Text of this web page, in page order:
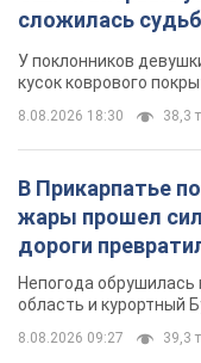
дороги
область и курортный
Женщине
долга за газ из-
неисправного
вынес
8.08.2026 14:43 32,3